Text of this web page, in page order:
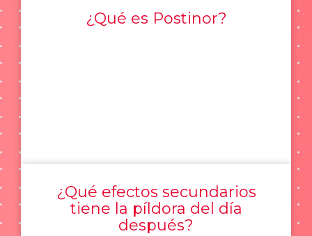
¿Qué es Postinor?
¿Qué efectos secundarios
tiene la píldora del día
después?